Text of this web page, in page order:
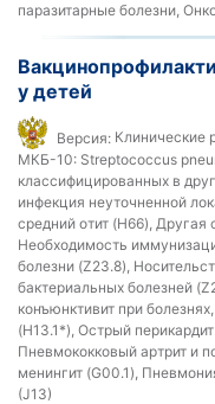
паразитарные болезни,
у детей
Версия: Клинические
МКБ-10: Streptococcus
классифицированных в
инфекция неуточненной
средний отит (H66), Другая
Необходимость
болезни (Z23.8),
бактериальных болезней
конъюнктивит при
(H13.1*), Острый
Пневмококковый артрит и
менингит (G00.1),
(J13)